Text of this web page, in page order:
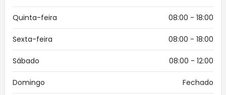
Quinta-feira 08:00 - 18:00
Sexta-feira 08:00 - 18:00
Sábado 08:00 - 12:00
Domingo Fechado